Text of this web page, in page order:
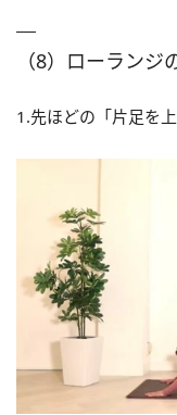
（8）ローランジ
1.先ほどの「片足を